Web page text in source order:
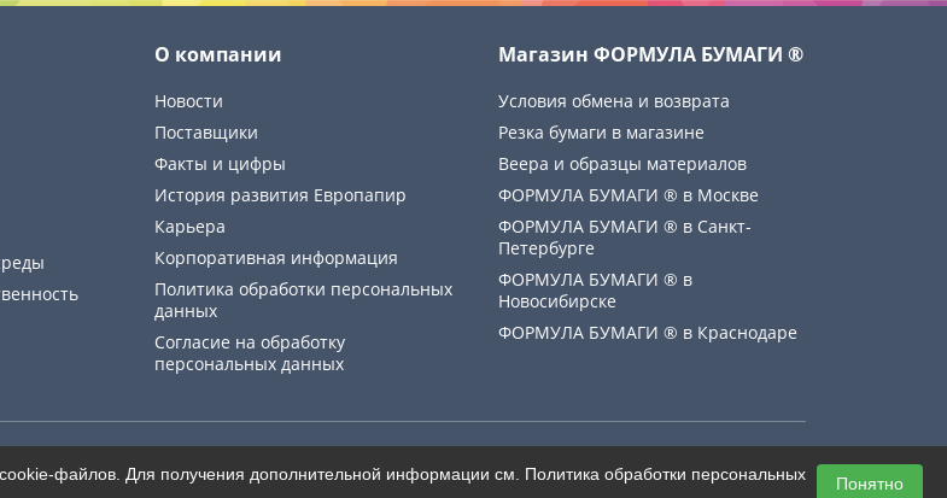
О компании
Новости
Поставщики
Факты и цифры
История развития Европапир
Карьера
Корпоративная информация
Политика обработки персональных
данных
Cогласие на обработку
персональных данных
Магазин ФОРМУЛА БУМАГИ ®
Условия обмена и возврата
Резка бумаги в магазине
Веера и образцы материалов
ФОРМУЛА БУМАГИ ® в Москве
ФОРМУЛА БУМАГИ ® в Санкт-
Петербурге
ФОРМУЛА БУМАГИ ® в
Новосибирске
ФОРМУЛА БУМАГИ ® в Краснодаре
Карта сайта
Создание сайта
mediaidea
файлов. Для получения дополнительной информации см. Политика обработки персональных
Понятно